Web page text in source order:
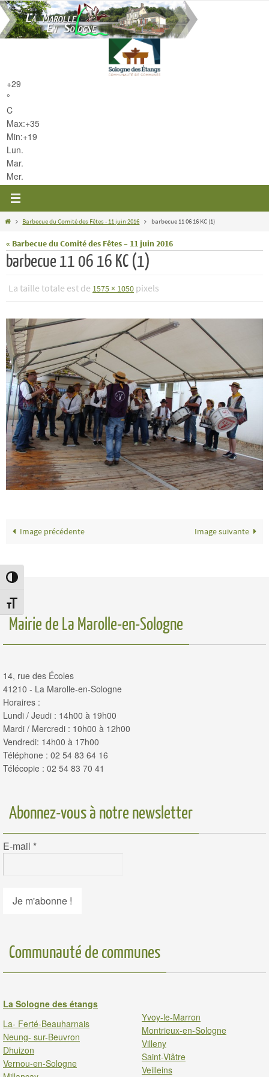
Passer en contraste élevé
Changer la taille de la police
Passer
vers
le
+29
°
C
Max:+35
Min:+19
Lun.
Mar.
Mer.
HomeBarbecue du Comité des Fêtes - 11 juin 2016 barbecue 11 06 16 KC (1)
« Barbecue du Comité des Fêtes – 11 juin 2016
barbecue 11 06 16 KC (1)
La taille totale est de 1575 × 1050 pixels
Image précédente Image suivante
Mairie de La Marolle-en-Sologne
14, rue des Écoles
41210 - La Marolle-en-Sologne
Horaires :
Lundi / Jeudi : 14h00 à 19h00
Mardi / Mercredi : 10h00 à 12h00
Vendredi: 14h00 à 17h00
Téléphone : 02 54 83 64 16
Télécopie : 02 54 83 70 41
Abonnez-vous à notre newsletter
E-mail *
Communauté de communes
La Sologne des étangs
La- Ferté-Beauharnais
Neung- sur-Beuvron
Dhuizon
Vernou-en-Sologne
Yvoy-le-Marron
Montrieux-en-Sologne
Villeny
Saint-Viâtre
Veilleins